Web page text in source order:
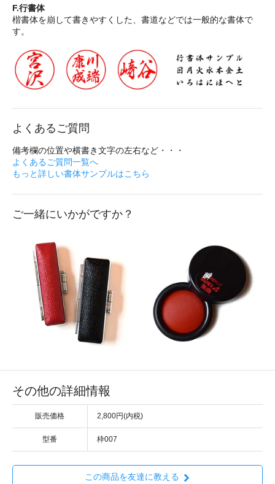
F.行書体
楷書体を崩して書きやすくした、書道などでは一般的な書体で
す。
よくあるご質問
備考欄の位置や横書き文字の左右など・・・
よくあるご質問一覧へ
もっと詳しい書体サンプルはこちら
ご一緒にいかがですか？
その他の詳細情報
販売価格 2,800円(内税)
型番 枠007
この商品を友達に教える